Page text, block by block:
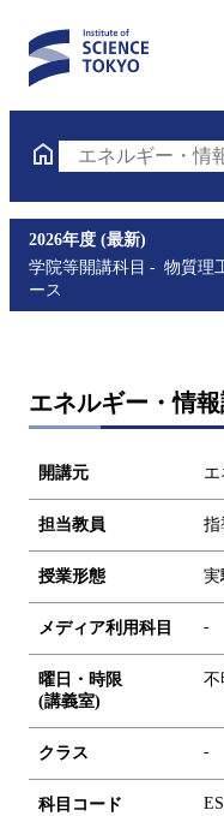
エネルギー・情
2026年度 (最新)
学院等開講科目
物質理
ース
エネルギー・情
開講元
担当教員 指
授業形態 実
メディア利用科目 -
曜日・時限
(講義室)
不
クラス -
科目コード